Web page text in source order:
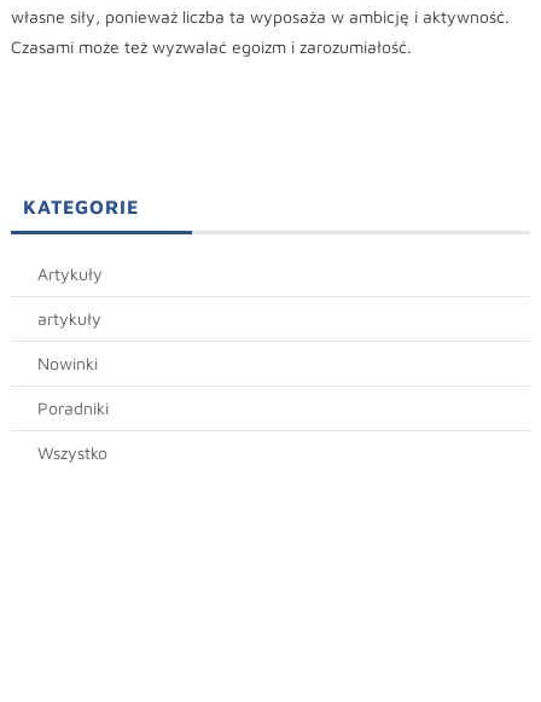
własne siły, ponieważ liczba ta wyposaża w ambicję i aktywność.
Czasami może też wyzwalać egoizm i zarozumiałość.
KATEGORIE
Artykuły
artykuły
Nowinki
Poradniki
Wszystko